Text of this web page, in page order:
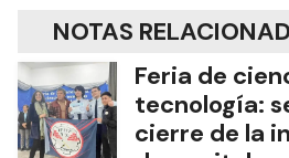
NOTAS
Feria de
tecnología:
cierre de la